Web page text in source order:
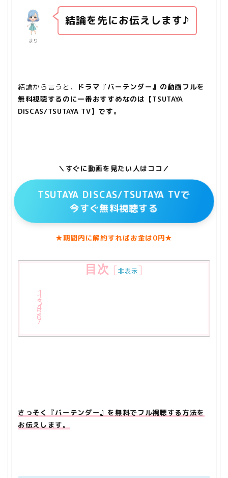
まり
結論を先にお伝えします♪
結論から言うと、
ドラマ『バーテンダー』の動画フルを
無料視聴するのに一番おすすめなのは【TSUTAYA
DISCAS/TSUTAYA TV】です。
＼すぐに動画を見たい人はココ／
TSUTAYA DISCAS/TSUTAYA TVで
今すぐ無料視聴する
★期間内に解約すればお金は0円★
目次 [非表示]
さっそく『バーテンダー』を無料でフル視聴する方法を
お伝えします。